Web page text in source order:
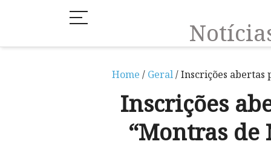
Home / Geral/ Inscrições abertas
Inscrições
“Montras de